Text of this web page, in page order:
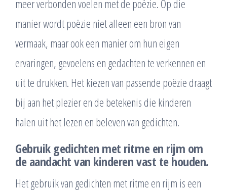
meer verbonden voelen met de poëzie. Op die
manier wordt poëzie niet alleen een bron van
vermaak, maar ook een manier om hun eigen
ervaringen, gevoelens en gedachten te verkennen en
uit te drukken. Het kiezen van passende poëzie draagt
bij aan het plezier en de betekenis die kinderen
halen uit het lezen en beleven van gedichten.
Gebruik gedichten met ritme en rijm om
de aandacht van kinderen vast te houden.
Het gebruik van gedichten met ritme en rijm is een